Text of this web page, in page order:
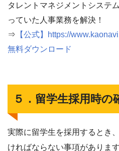
タレントマネジメントシステ
っていた人事業務を解決！
⇒ 【公式】https://
無料ダウンロード
５．留学生採用時の
実際に留学生を採用するとき
ければならない事項がありま